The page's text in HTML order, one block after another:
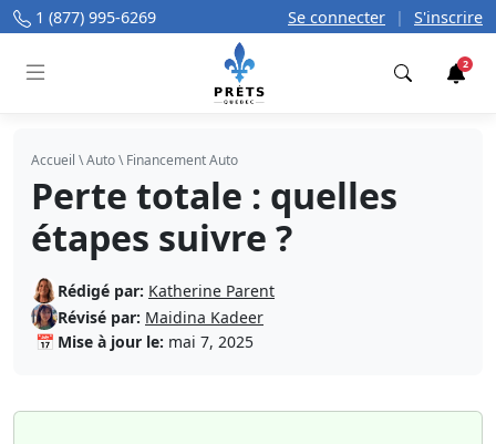
1 (877) 995-6269 Se connecter | S'inscrire
2
Accueil \Auto\Financement Auto
Perte totale : quelles
étapes suivre ?
Rédigé par: Katherine Parent
Révisé par: Maidina Kadeer
📅 Mise à jour le: mai 7, 2025